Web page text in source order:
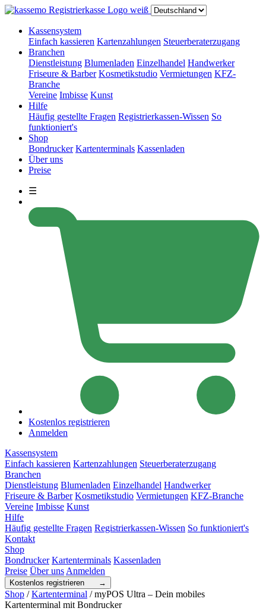
Kassensystem
Einfach kassieren Kartenzahlungen Steuerberaterzugang
Branchen
Dienstleistung Blumenladen Einzelhandel Handwerker
Friseure & Barber Kosmetikstudio Vermietungen KFZ-
Branche
Vereine Imbisse Kunst
Hilfe
Häufig gestellte Fragen Registrierkassen-Wissen So
funktioniert's
Shop
Bondrucker Kartenterminals Kassenladen
Über uns
Preise
☰
Kostenlos registrieren
Anmelden
Kassensystem
Einfach kassieren Kartenzahlungen Steuerberaterzugang
Branchen
Dienstleistung Blumenladen Einzelhandel Handwerker
Friseure & Barber Kosmetikstudio Vermietungen KFZ-Branche
Vereine Imbisse Kunst
Hilfe
Häufig gestellte Fragen Registrierkassen-Wissen So funktioniert's
Kontakt
Shop
Bondrucker Kartenterminals Kassenladen
Preise Über unsAnmelden
Kostenlos registrieren →
Shop /Kartenterminal / myPOS Ultra – Dein mobiles
Kartenterminal mit Bondrucker